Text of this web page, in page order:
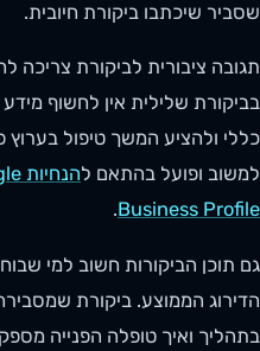
שסביר שיכתבו ביקורת חיובית.
תגובה ציבורית לביקורת צריכה
בביקורת שלילית אין לחשוף
כללי ולהציע המשך טיפול בערוץ
למשוב ופועל בהתאם ל
Business Profile
.
גם תוכן הביקורות חשוב למי
הדירוג הממוצע. ביקורת
בתהליך ואיך טופלה הפנייה